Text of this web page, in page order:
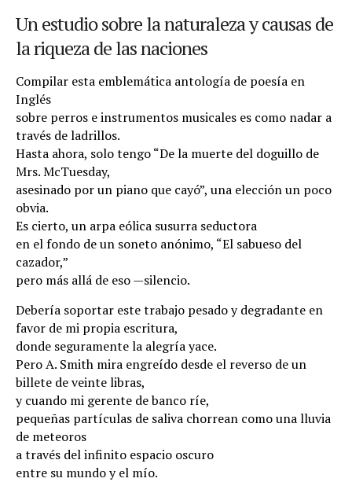
Un estudio sobre la naturaleza y causas de
la riqueza de las naciones
Compilar esta emblemática antología de poesía en
Inglés
sobre perros e instrumentos musicales es como nadar a
través de ladrillos.
Hasta ahora, solo tengo “De la muerte del doguillo de
Mrs. McTuesday,
asesinado por un piano que cayó”, una elección un poco
obvia.
Es cierto, un arpa eólica susurra seductora
en el fondo de un soneto anónimo, “El sabueso del
cazador,”
pero más allá de eso—silencio.
Debería soportar este trabajo pesado y degradante en
favor de mi propia escritura,
donde seguramente la alegría yace.
Pero A. Smith mira engreído desde el reverso de un
billete de veinte libras,
y cuando mi gerente de banco ríe,
pequeñas partículas de saliva chorrean como una lluvia
de meteoros
a través del infinito espacio oscuro
entre su mundo y el mío.